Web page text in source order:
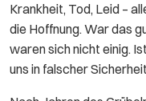
Krankheit, Tod, Leid –
die Hoffnung. War das
waren sich nicht einig.
uns in falscher